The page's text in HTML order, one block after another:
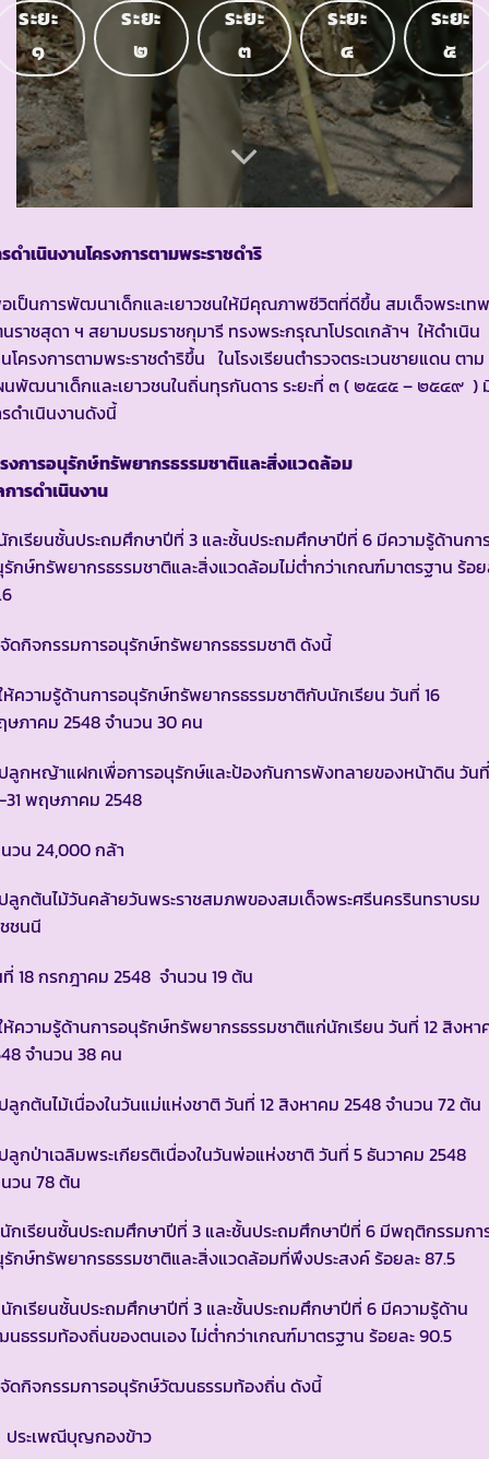
ระยะ
๑
ระยะ
๒
ระยะ
๓
ระยะ
๔
ระยะ
๕
ดำเนินงานโครงการตามพระราชดำริ
เป็นการพัฒนาเด็กและเยาวชนให้มีคุณภาพชีวิตที่ดีขึ้น สมเด็จพระเทพ
ราชสุดา ฯ สยามบรมราชกุมารี ทรงพระกรุณาโปรดเกล้าฯ ให้ดำเนิน
โครงการตามพระราชดำริขึ้น ในโรงเรียนตำรวจตระเวนชายแดน ตาม
พัฒนาเด็กและเยาวชนในถิ่นทุรกันดาร ระยะที่ ๓ ( ๒๕๔๕ – ๒๕๔๙ )
ดำเนินงานดังนี้
งการอนุรักษ์ทรัพยากรธรรมชาติและสิ่งแวดล้อม
ารดำเนินงาน
กเรียนชั้นประถมศึกษาปีที่ 3 และชั้นประถมศึกษาปีที่ 6 มีความรู้ด้านกา
กษ์ทรัพยากรธรรมชาติและสิ่งแวดล้อมไม่ต่ำกว่าเกณฑ์มาตรฐาน ร้อย
ดกิจกรรมการอนุรักษ์ทรัพยากรธรรมชาติ ดังนี้
ห้ความรู้ด้านการอนุรักษ์ทรัพยากรธรรมชาติกับนักเรียน วันที่ 16
ภาคม 2548 จำนวน 30 คน
ลูกหญ้าแฝกเพื่อการอนุรักษ์และป้องกันการพังทลายของหน้าดิน วันที่
31 พฤษภาคม 2548
วน 24,000 กล้า
ลูกต้นไม้วันคล้ายวันพระราชสมภพของสมเด็จพระศรีนครรินทราบรม
ชนนี
18 กรกฎาคม 2548 จำนวน 19 ต้น
ห้ความรู้ด้านการอนุรักษ์ทรัพยากรธรรมชาติแก่นักเรียน วันที่ 12 สิงหา
จำนวน 38 คน
ลูกต้นไม้เนื่องในวันแม่แห่งชาติ วันที่ 12 สิงหาคม 2548 จำนวน 72 ต้น
ลูกป่าเฉลิมพระเกียรติเนื่องในวันพ่อแห่งชาติ วันที่ 5 ธันวาคม 2548
วน 78 ต้น
กเรียนชั้นประถมศึกษาปีที่ 3 และชั้นประถมศึกษาปีที่ 6 มีพฤติกรรมกา
กษ์ทรัพยากรธรรมชาติและสิ่งแวดล้อมที่พึงประสงค์ ร้อยละ 87.5
กเรียนชั้นประถมศึกษาปีที่ 3 และชั้นประถมศึกษาปีที่ 6 มีความรู้ด้าน
ธรรมท้องถิ่นของตนเอง ไม่ต่ำกว่าเกณฑ์มาตรฐาน ร้อยละ 90.5
ดกิจกรรมการอนุรักษ์วัฒนธรรมท้องถิ่น ดังนี้
ประเพณีบุญกองข้าว